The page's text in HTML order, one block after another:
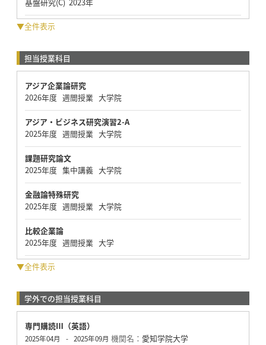
基盤研究(C) 2023年
▼全件表示
担当授業科目
アジア企業論研究
2026年度 週間授業 大学院
アジア・ビジネス研究演習2-A
2025年度 週間授業 大学院
課題研究論文
2025年度 集中講義 大学院
金融論特殊研究
2025年度 週間授業 大学院
比較企業論
2025年度 週間授業 大学
▼全件表示
学外での担当授業科目
専門購読Ⅲ（英語）
2025年04月 - 2025年09月 機関名： 愛知学院大学